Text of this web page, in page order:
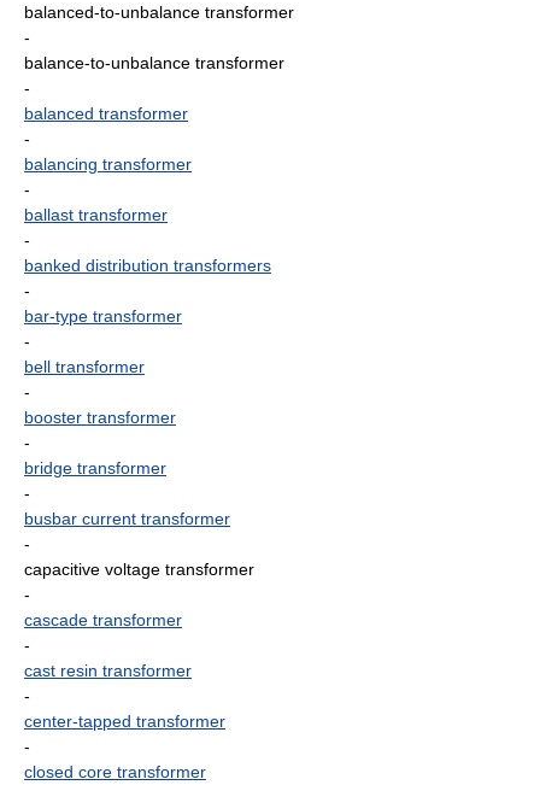
balanced-to-unbalance transformer
-
balance-to-unbalance transformer
-
balanced transformer
-
balancing transformer
-
ballast transformer
-
banked distribution transformers
-
bar-type transformer
-
bell transformer
-
booster transformer
-
bridge transformer
-
busbar current transformer
-
capacitive voltage transformer
-
cascade transformer
-
cast resin transformer
-
center-tapped transformer
-
closed core transformer